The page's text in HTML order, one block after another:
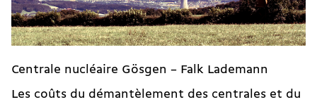
Centrale nucléaire Gösgen – Falk Lademann
Les coûts du démantèlement des centrales et du